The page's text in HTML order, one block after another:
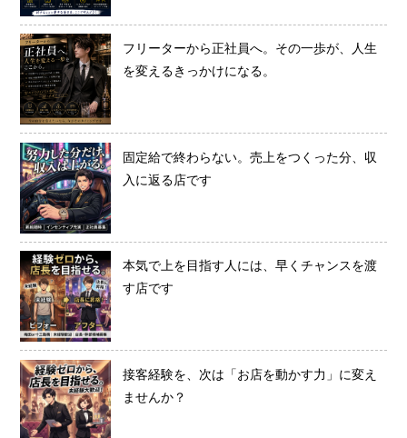
フリーターから正社員へ。その一歩が、人生
を変えるきっかけになる。
固定給で終わらない。売上をつくった分、収
入に返る店です
本気で上を目指す人には、早くチャンスを渡
す店です
接客経験を、次は「お店を動かす力」に変え
ませんか？